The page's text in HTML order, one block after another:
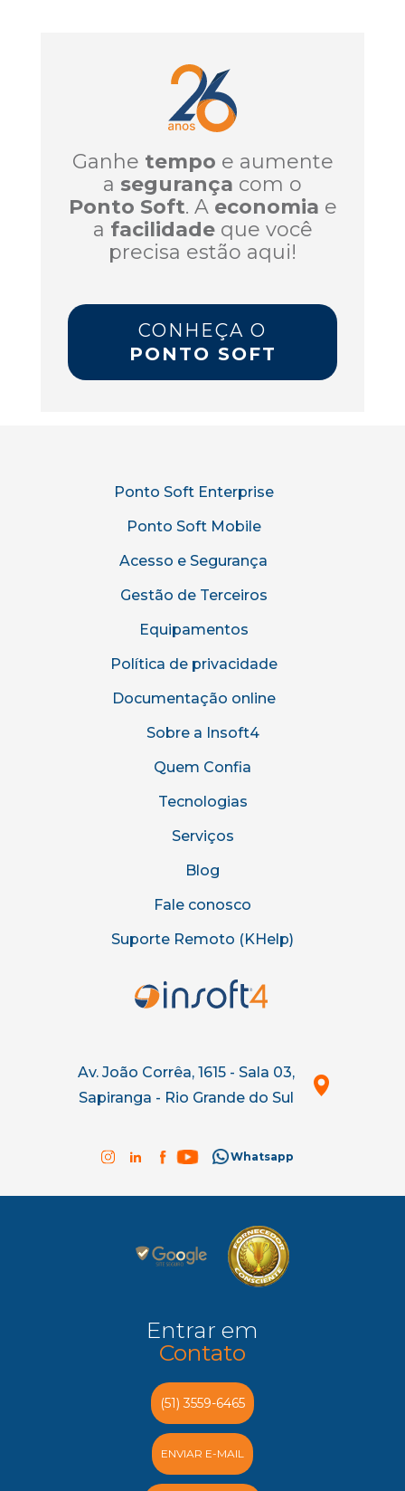
Ganhe tempo e aumente
a segurança com o
Ponto Soft. A economia e
a facilidadeque você
precisa estão aqui!
CONHEÇA O
PONTO SOFT
Ponto Soft Enterprise
Ponto Soft Mobile
Acesso e Segurança
Gestão de Terceiros
Equipamentos
Política de privacidade
Documentação online
Sobre a Insoft4
Quem Confia
Tecnologias
Serviços
Blog
Fale conosco
Suporte Remoto (KHelp)
Av. João Corrêa, 1615 - Sala 03,
Sapiranga - Rio Grande do Sul
Whatsapp
Entrar em
Contato
(51) 3559-6465
ENVIAR E-MAIL